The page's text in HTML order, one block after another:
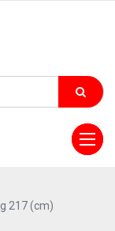
217 (cm)